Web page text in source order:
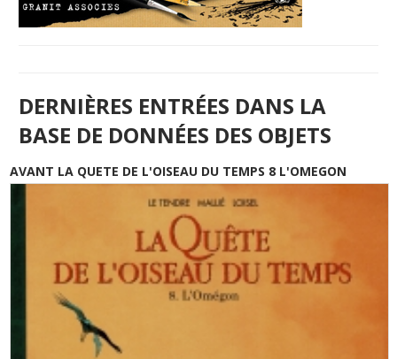
DERNIÈRES ENTRÉES DANS LA
BASE DE DONNÉES DES OBJETS
AVANT LA QUETE DE L'OISEAU DU TEMPS 8 L'OMEGON